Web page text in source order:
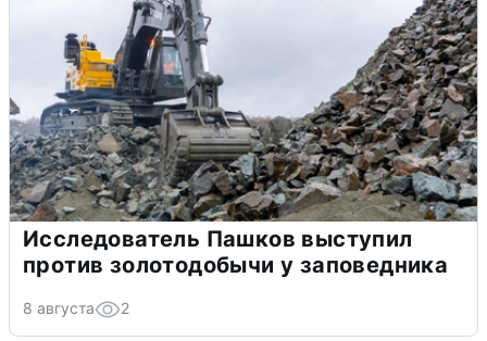
Исследователь Пашков выступил
против золотодобычи у заповедника
8 августа 2